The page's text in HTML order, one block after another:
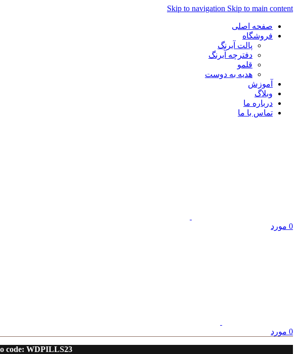
Skip to navigation Skip to main content
صفحه اصلی
فروشگاه
پالت آبرنگ
دفترچه آبرنگ
قلمو
هدیه به دوست
آموزش
وبلاگ
درباره ما
تماس با ما
0 مورد
0 مورد
code: WDPILLS23